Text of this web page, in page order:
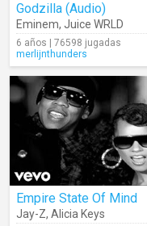
Godzilla (Audio)
Eminem, Juice WRLD
6 años | 76598 jugadas
merlijnthunders
Empire State Of Mind
Jay-Z, Alicia Keys